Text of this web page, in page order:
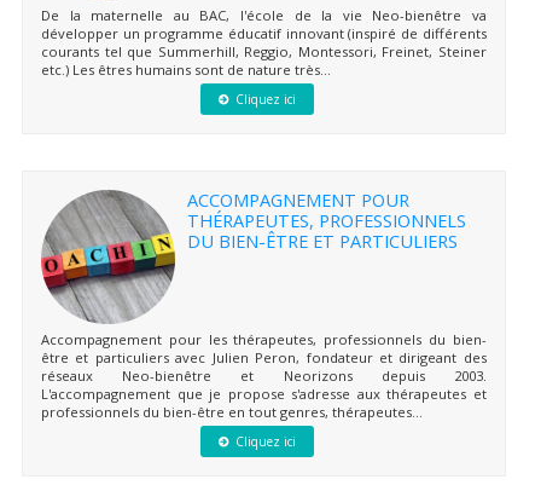
De la maternelle au BAC, l'école de la vie Neo-bienêtre va
développer un programme éducatif innovant (inspiré de différents
courants tel que Summerhill, Reggio, Montessori, Freinet, Steiner
etc.) Les êtres humains sont de nature très...
Cliquez ici
ACCOMPAGNEMENT POUR
THÉRAPEUTES, PROFESSIONNELS
DU BIEN-ÊTRE ET PARTICULIERS
Accompagnement pour les thérapeutes, professionnels du bien-
être et particuliers avec Julien Peron, fondateur et dirigeant des
réseaux Neo-bienêtre et Neorizons depuis 2003.
L'accompagnement que je propose s'adresse aux thérapeutes et
professionnels du bien-être en tout genres, thérapeutes...
Cliquez ici